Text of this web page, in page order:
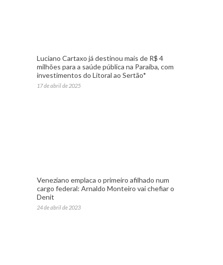
Luciano Cartaxo já destinou mais de R$ 4
milhões para a saúde pública na Paraíba, com
investimentos do Litoral ao Sertão*
17 de abril de 2025
Veneziano emplaca o primeiro afilhado num
cargo federal: Arnaldo Monteiro vai chefiar o
Denit
24 de abril de 2023